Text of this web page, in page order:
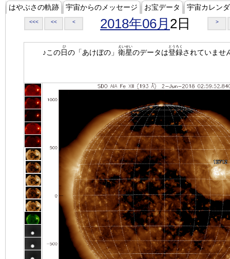
はやぶさの軌跡 宇宙からのメッセージ お宝データ 宇宙カレン
<<< << < 2018年06月 2日 >
♪この日
ひ
の「あけぼの」 衛星
えいせい
のデータは登録
とうろく
されていませ